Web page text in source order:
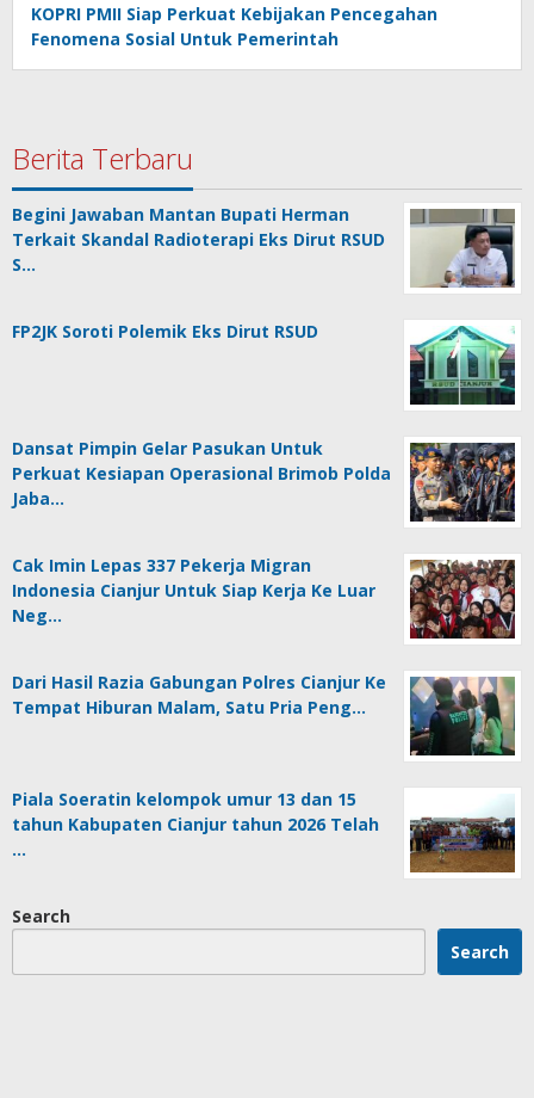
KOPRI PMII Siap Perkuat Kebijakan Pencegahan
Fenomena Sosial Untuk Pemerintah
Berita Terbaru
Begini Jawaban Mantan Bupati Herman
Terkait Skandal Radioterapi Eks Dirut RSUD
S…
FP2JK Soroti Polemik Eks Dirut RSUD
Dansat Pimpin Gelar Pasukan Untuk
Perkuat Kesiapan Operasional Brimob Polda
Jaba…
Cak Imin Lepas 337 Pekerja Migran
Indonesia Cianjur Untuk Siap Kerja Ke Luar
Neg…
Dari Hasil Razia Gabungan Polres Cianjur Ke
Tempat Hiburan Malam, Satu Pria Peng…
Piala Soeratin kelompok umur 13 dan 15
tahun Kabupaten Cianjur tahun 2026 Telah
…
Search
Search